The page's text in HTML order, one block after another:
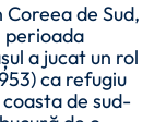
de Sud,
perioada
a jucat un rol
ca refugiu
de sud-